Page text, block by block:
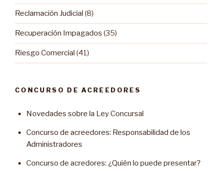
Reclamación Judicial (8)
Recuperación Impagados (35)
Riesgo Comercial (41)
CONCURSO DE ACREEDORES
Novedades sobre la Ley Concursal
Concurso de acreedores: Responsabilidad de los
Administradores
Concurso de acredores: ¿Quién lo puede presentar?